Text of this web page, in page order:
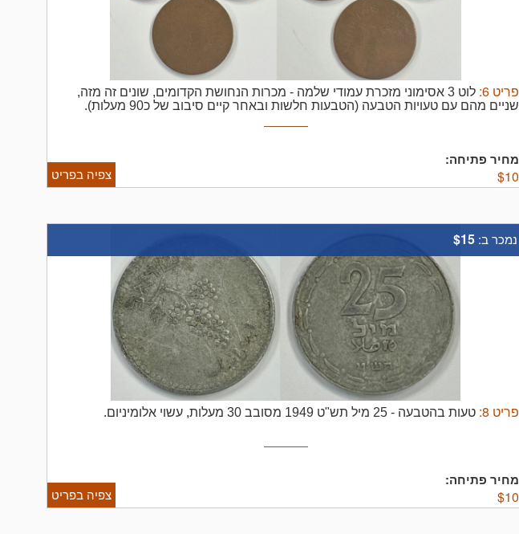
פריט 6
:
לוט 3 אסימוני מזכרת עמודי שלמה - מכרות הנחושת הקדומים, שונים זה מזה,
שניים מהם עם טעויות הטבעה (הטבעות חלשות ובאחר קיים סיבוב של כ90 מעלות).
מחיר פתיחה:
$10 צפיה בפריט
נמכר ב: $15
פריט 8
: טעות בהטבעה - 25 מיל תש"ט 1949 מסובב 30 מעלות, עשוי אלומיניום.
מחיר פתיחה:
$10 צפיה בפריט